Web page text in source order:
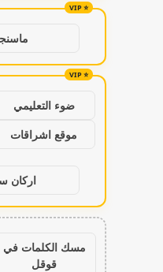
ضوء التعليمي
موقع اشراقات
اركان
مسك الكلمات في
قوقل